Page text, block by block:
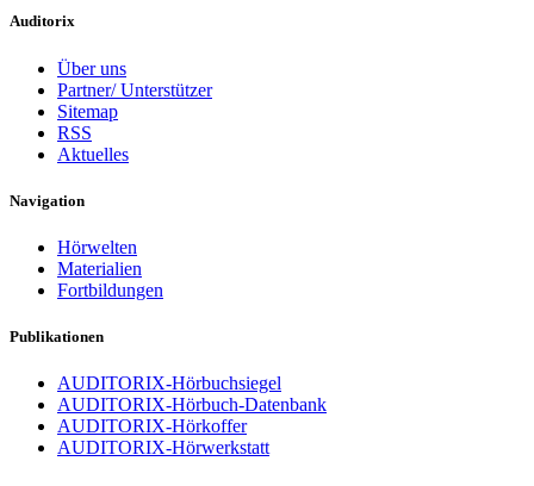
Auditorix
Über uns
Partner/ Unterstützer
Sitemap
RSS
Aktuelles
Navigation
Hörwelten
Materialien
Fortbildungen
Publikationen
AUDITORIX-Hörbuchsiegel
AUDITORIX-Hörbuch-Datenbank
AUDITORIX-Hörkoffer
AUDITORIX-Hörwerkstatt